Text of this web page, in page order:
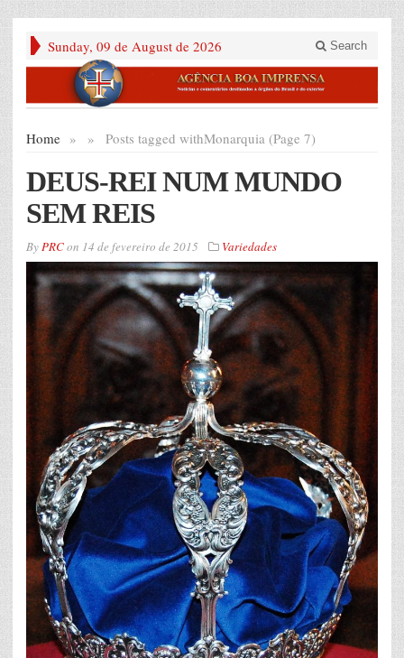
Sunday, 09 de August de 2026 Search
Home » Posts tagged with
» Monarquia (Page 7)
DEUS-REI NUM MUNDO
SEM REIS
ByPRCon 14 de fevereiro de 2015 Variedades